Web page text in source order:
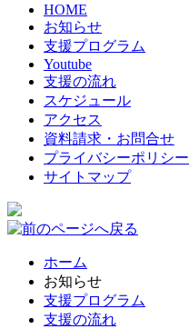
HOME
お知らせ
支援プログラム
Youtube
支援の流れ
スケジュール
アクセス
資料請求・お問合せ
プライバシーポリシー
サイトマップ
ホーム
お知らせ
支援プログラム
支援の流れ